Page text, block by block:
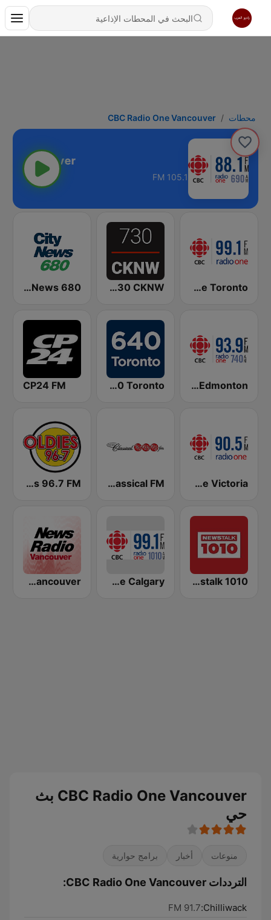
محطات CBC Radio One Vancouver
105.1 FM
CBLA-FM CBC Radio One Toronto
Global News Radio 730 CKNW
680 City News
CBC Radio One Edmonton
CFIQ 640 Toronto
CP24 FM
CBC Radio One Victoria
CFMZ-FM The New Classical FM
CJWV Oldies 96.7 FM
CFRB Newstalk 1010
CBR CBC Radio One Calgary
CKWX City News Vancouver
CBC Radio One Vancouver بث
حي
منوعات أخبار برامج حوارية
الترددات CBC Radio One Vancouver:
Chilliwack:
91.7 FM